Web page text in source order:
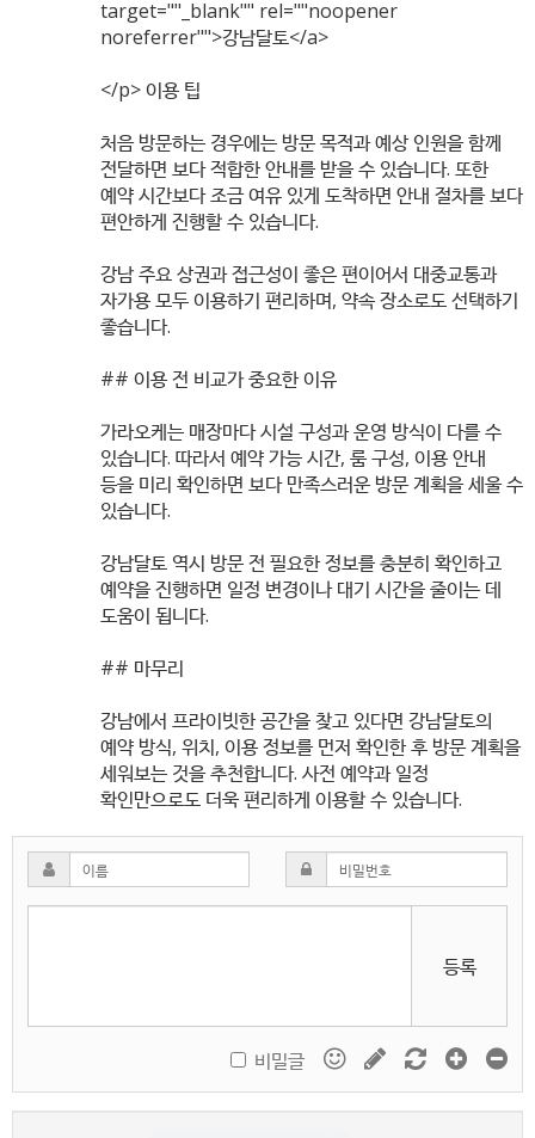
target=""_blank"" rel=""noopener
noreferrer"">강남달토</a>
</p> 이용 팁
처음 방문하는 경우에는 방문 목적과 예상 인원을 함께
전달하면 보다 적합한 안내를 받을 수 있습니다. 또한
예약 시간보다 조금 여유 있게 도착하면 안내 절차를 보다
편안하게 진행할 수 있습니다.
강남 주요 상권과 접근성이 좋은 편이어서 대중교통과
자가용 모두 이용하기 편리하며, 약속 장소로도 선택하기
좋습니다.
## 이용 전 비교가 중요한 이유
가라오케는 매장마다 시설 구성과 운영 방식이 다를 수
있습니다. 따라서 예약 가능 시간, 룸 구성, 이용 안내
등을 미리 확인하면 보다 만족스러운 방문 계획을 세울 수
있습니다.
강남달토 역시 방문 전 필요한 정보를 충분히 확인하고
예약을 진행하면 일정 변경이나 대기 시간을 줄이는 데
도움이 됩니다.
## 마무리
강남에서 프라이빗한 공간을 찾고 있다면 강남달토의
예약 방식, 위치, 이용 정보를 먼저 확인한 후 방문 계획을
세워보는 것을 추천합니다. 사전 예약과 일정
확인만으로도 더욱 편리하게 이용할 수 있습니다.
등록
비밀글